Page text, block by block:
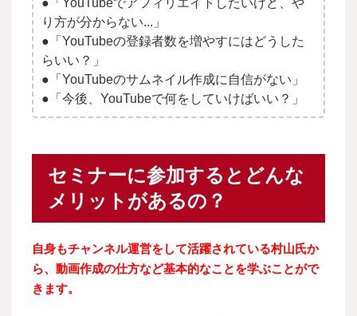
り方が分からない...」
●「YouTubeの登録者数を増やすにはどうした
らいい？」
●「YouTubeのサムネイル作成に自信がない」
●「今後、YouTubeで何をしていけばいい？」
セミナーに参加するとどんな
メリットがあるの？
自身もチャンネル運営をして活躍されている村山氏か
ら、動画作成の仕方など基本的なことを学ぶことがで
きます。